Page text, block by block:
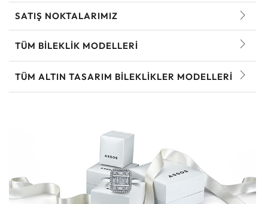
SATIŞ NOKTALARIMIZ
TÜM BILEKLIK MODELLERI
TÜM ALTIN TASARIM BILEKLIKLER MODELLERI